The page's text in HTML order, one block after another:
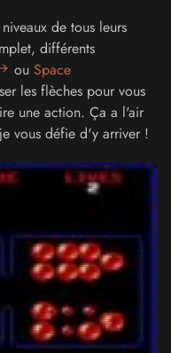
de tous leurs
, différents
ou Space
les flèches pour vous
une action. Ça a l'air
vous défie d'y arriver !